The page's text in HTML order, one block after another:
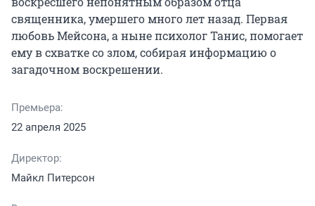
священника, умершего много лет назад. Первая
любовь Мейсона, а ныне психолог Танис, помогает
ему в схватке со злом, собирая информацию о
загадочном воскрешении.
Премьера:
22 апреля 2025
Директор:
Майкл Питерсон